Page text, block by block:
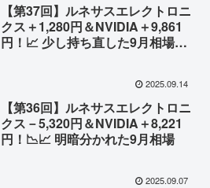
【第37回】ルネサスエレクトロニ
クス＋1,280円＆NVIDIA＋9,861
円！📈 少し持ち直した9月相場
2025.09.14
【第36回】ルネサスエレクトロニ
クス－5,320円＆NVIDIA＋8,221
円！📉📈 明暗分かれた9月相場
2025.09.07